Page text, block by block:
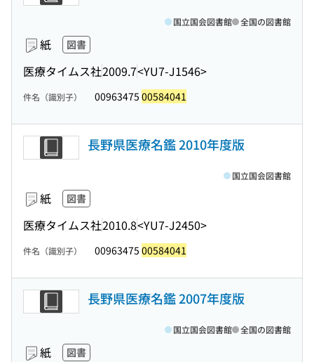
紙 図書
医療タイムス社2009.7<YU7-J1546>
国立国会図書館 全国の図書館
件名（識別子） 00963475 00584041
長野県医療名鑑 2010年度版
紙 図書
医療タイムス社2010.8<YU7-J2450>
国立国会図書館
件名（識別子） 00963475 00584041
長野県医療名鑑 2007年度版
紙 図書
国立国会図書館 全国の図書館